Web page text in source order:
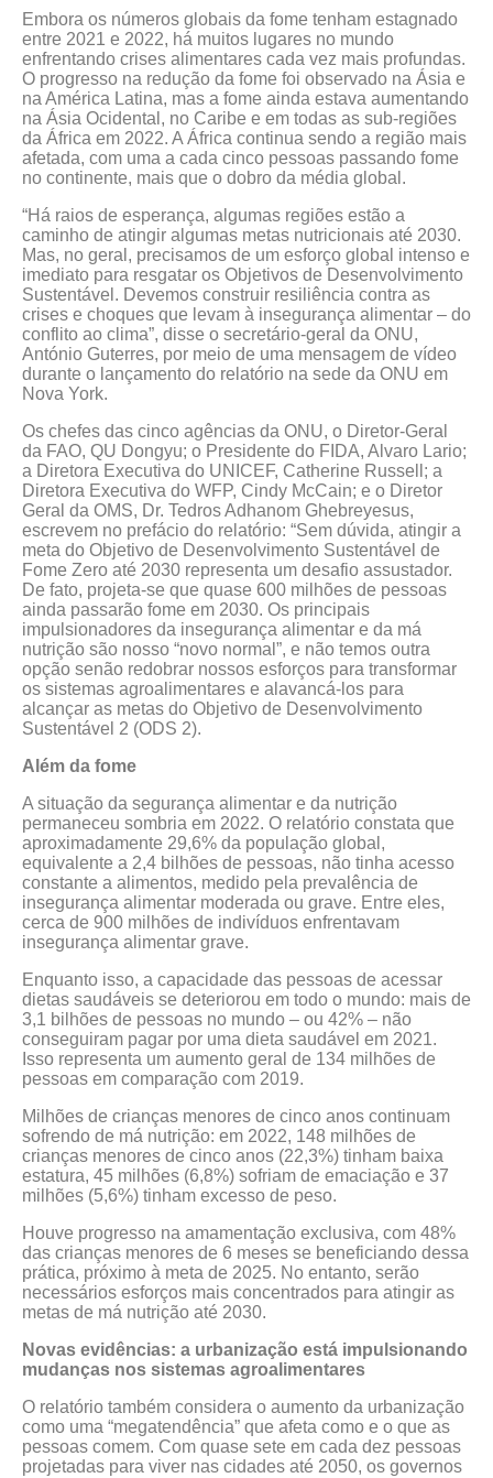
Embora os números globais da fome tenham estagnado
entre 2021 e 2022, há muitos lugares no mundo
enfrentando crises alimentares cada vez mais profundas.
O progresso na redução da fome foi observado na Ásia e
na América Latina, mas a fome ainda estava aumentando
na Ásia Ocidental, no Caribe e em todas as sub-regiões
da África em 2022. A África continua sendo a região mais
afetada, com uma a cada cinco pessoas passando fome
no continente, mais que o dobro da média global.
“Há raios de esperança, algumas regiões estão a
caminho de atingir algumas metas nutricionais até 2030.
Mas, no geral, precisamos de um esforço global intenso e
imediato para resgatar os Objetivos de Desenvolvimento
Sustentável. Devemos construir resiliência contra as
crises e choques que levam à insegurança alimentar – do
conflito ao clima”, disse o secretário-geral da ONU,
António Guterres, por meio de uma mensagem de vídeo
durante o lançamento do relatório na sede da ONU em
Nova York.
Os chefes das cinco agências da ONU, o Diretor-Geral
da FAO, QU Dongyu; o Presidente do FIDA, Alvaro Lario;
a Diretora Executiva do UNICEF, Catherine Russell; a
Diretora Executiva do WFP, Cindy McCain; e o Diretor
Geral da OMS, Dr. Tedros Adhanom Ghebreyesus,
escrevem no prefácio do relatório: “Sem dúvida, atingir a
meta do Objetivo de Desenvolvimento Sustentável de
Fome Zero até 2030 representa um desafio assustador.
De fato, projeta-se que quase 600 milhões de pessoas
ainda passarão fome em 2030. Os principais
impulsionadores da insegurança alimentar e da má
nutrição são nosso “novo normal”, e não temos outra
opção senão redobrar nossos esforços para transformar
os sistemas agroalimentares e alavancá-los para
alcançar as metas do Objetivo de Desenvolvimento
Sustentável 2 (ODS 2).
Além da fome
A situação da segurança alimentar e da nutrição
permaneceu sombria em 2022. O relatório constata que
aproximadamente 29,6% da população global,
equivalente a 2,4 bilhões de pessoas, não tinha acesso
constante a alimentos, medido pela prevalência de
insegurança alimentar moderada ou grave. Entre eles,
cerca de 900 milhões de indivíduos enfrentavam
insegurança alimentar grave.
Enquanto isso, a capacidade das pessoas de acessar
dietas saudáveis se deteriorou em todo o mundo: mais de
3,1 bilhões de pessoas no mundo – ou 42% – não
conseguiram pagar por uma dieta saudável em 2021.
Isso representa um aumento geral de 134 milhões de
pessoas em comparação com 2019.
Milhões de crianças menores de cinco anos continuam
sofrendo de má nutrição: em 2022, 148 milhões de
crianças menores de cinco anos (22,3%) tinham baixa
estatura, 45 milhões (6,8%) sofriam de emaciação e 37
milhões (5,6%) tinham excesso de peso.
Houve progresso na amamentação exclusiva, com 48%
das crianças menores de 6 meses se beneficiando dessa
prática, próximo à meta de 2025. No entanto, serão
necessários esforços mais concentrados para atingir as
metas de má nutrição até 2030.
Novas evidências: a urbanização está impulsionando
mudanças nos sistemas agroalimentares
O relatório também considera o aumento da urbanização
como uma “megatendência” que afeta como e o que as
pessoas comem. Com quase sete em cada dez pessoas
projetadas para viver nas cidades até 2050, os governos